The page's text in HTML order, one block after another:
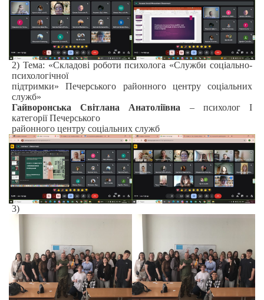
2) Тема: «Складові роботи психолога «Служби соціально-
психологічної
підтримки» Печерського районного центру соціальних
служб»
Гайворонська Світлана Анатоліївна – психолог I
категорії Печерського
районного центру соціальних служб
3)